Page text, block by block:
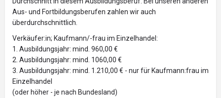
Aus- und Fortbildungsberufen zahlen wir auch
überdurchschnittlich.
Verkäufer:in; Kaufmann/-frau im Einzelhandel:
1. Ausbildungsjahr: mind. 960,00 €
2. Ausbildungsjahr: mind. 1060,00 €
3. Ausbildungsjahr: mind. 1.210,00 € - nur für Kaufmann:frau im
Einzelhandel
(oder höher - je nach Bundesland)